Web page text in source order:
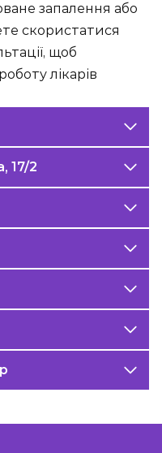
17/2
запалення або
скористатися
щоб
лікарів